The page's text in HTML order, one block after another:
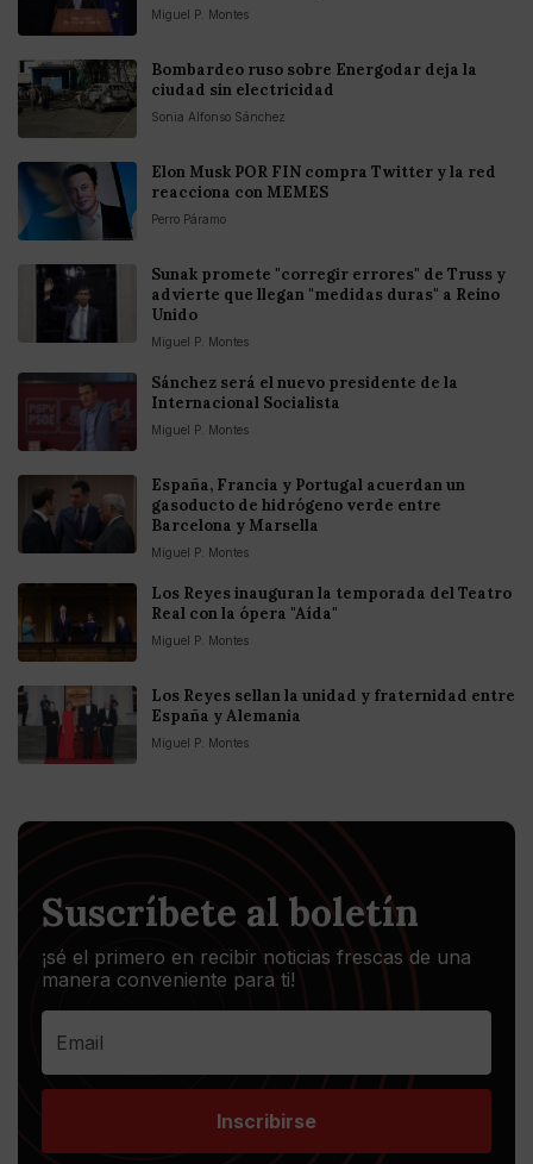
Miguel P. Montes
Bombardeo ruso sobre Energodar deja la
ciudad sin electricidad
Sonia Alfonso Sánchez
Elon Musk POR FIN compra Twitter y la red
reacciona con MEMES
Perro Páramo
Sunak promete "corregir errores" de Truss y
advierte que llegan "medidas duras" a Reino
Unido
Miguel P. Montes
Sánchez será el nuevo presidente de la
Internacional Socialista
Miguel P. Montes
España, Francia y Portugal acuerdan un
gasoducto de hidrógeno verde entre
Barcelona y Marsella
Miguel P. Montes
Los Reyes inauguran la temporada del Teatro
Real con la ópera "Aída"
Miguel P. Montes
Los Reyes sellan la unidad y fraternidad entre
España y Alemania
Miguel P. Montes
Suscríbete al boletín
¡sé el primero en recibir noticias frescas de una
manera conveniente para ti!
Inscribirse